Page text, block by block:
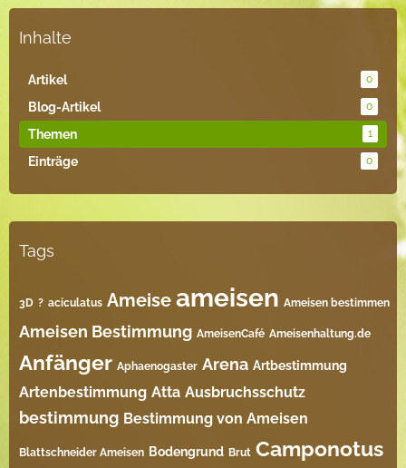
Inhalte
Artikel 0
Blog-Artikel 0
Themen 1
Einträge 0
Tags
3D ? aciculatus Ameise ameisen Ameisen bestimmen
Ameisen Bestimmung AmeisenCafé Ameisenhaltung.de
Anfänger Aphaenogaster Arena Artbestimmung
Artenbestimmung Atta Ausbruchsschutz
bestimmung Bestimmung von Ameisen
Blattschneider Ameisen Bodengrund Brut Camponotus